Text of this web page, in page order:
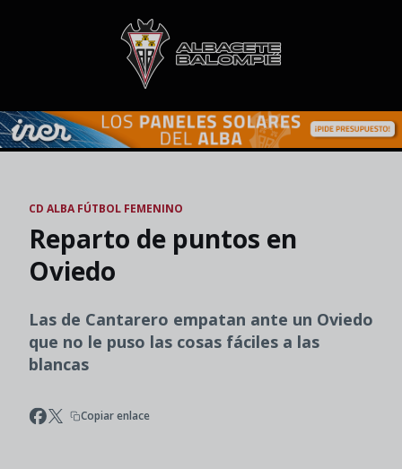
Skip to main content
CD ALBA FÚTBOL FEMENINO
Reparto de puntos en
Oviedo
Las de Cantarero empatan ante un Oviedo
que no le puso las cosas fáciles a las
blancas
Copiar enlace